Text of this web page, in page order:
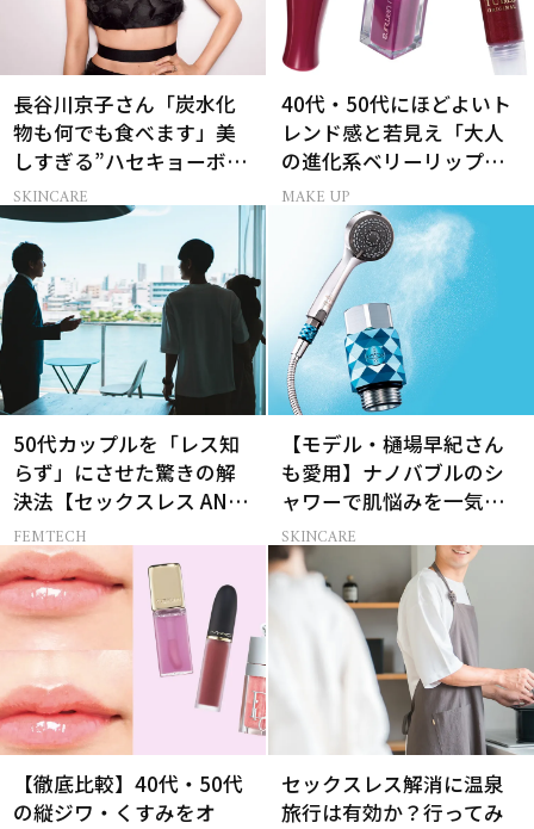
長谷川京子さん「炭水化
物も何でも食べます」美
しすぎる”ハセキョーボデ
ィ”を作る秘訣
SKINCARE
40代・50代にほどよいト
レンド感と若見え「大人
の進化系ベリーリップ」6
選
MAKE UP
50代カップルを「レス知
らず」にさせた驚きの解
決法【セックスレス AND
THE CITY -女たちの告
白-】
FEMTECH
【モデル・樋場早紀さん
も愛用】ナノバブルのシ
ャワーで肌悩みを一気に
解決
SKINCARE
【徹底比較】40代・50代
の縦ジワ・くすみをオ
セックスレス解消に温泉
旅行は有効か？行ってみ